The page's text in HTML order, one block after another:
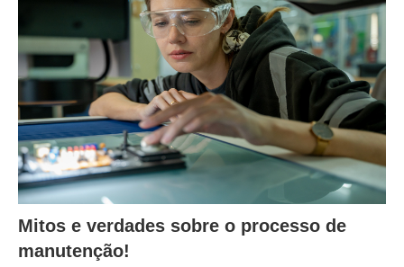
Mitos e verdades sobre o processo de
manutenção!